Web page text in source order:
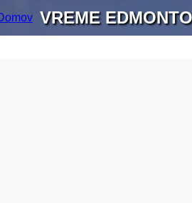
VREME